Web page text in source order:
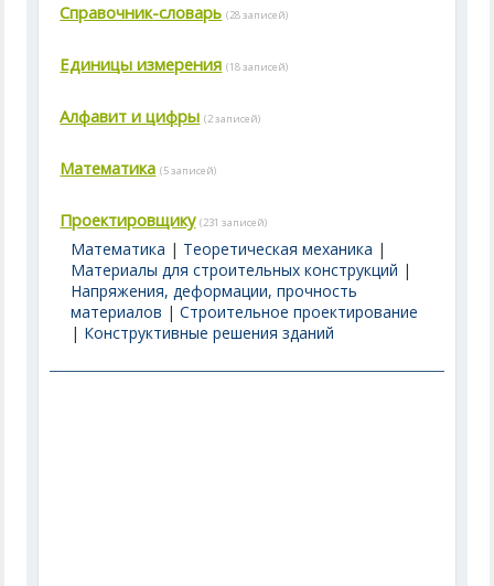
Справочник-словарь (28 записей)
Единицы измерения (18 записей)
Алфавит и цифры (2 записей)
Математика (5 записей)
Проектировщику (231 записей)
Математика | Теоретическая механика |
Материалы для строительных конструкций |
Напряжения, деформации, прочность
материалов |Строительное проектирование
| Конструктивные решения зданий